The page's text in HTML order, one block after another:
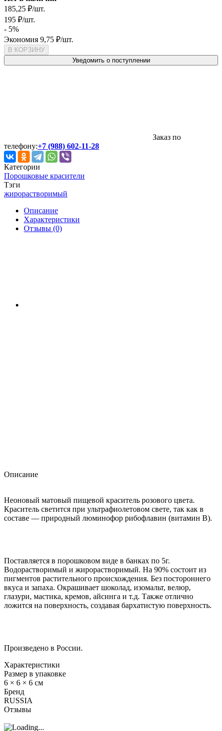
185,25 ₽/шт.
195 ₽/шт.
- 5%
Экономия 9,75 ₽/шт.
В КОРЗИНУ
Уведомить о поступлении
Заказ по
телефону:+7 (988) 602-11-28
Категории
Порошковые красители
Тэги
жирорастворимый
Описание
Характеристики
Отзывы (0)
Описание
Неоновый матовый пищевой краситель розового цвета.
Краситель светится при ультрафиолетовом свете, так как в
составе — природный люминофор рибофлавин (витамин В).
Поставляется в порошковом виде в банках по 5г.
Водорастворимый и жирорастворимый. На 90% состоит из
пигментов растительного происхождения. Без постороннего
вкуса и запаха. Окрашивает шоколад, изомальт, велюр,
глазури, мастика, кремов, айсинга и т.д. Также отлично
ложится на поверхность, создавая бархатистую поверхность.
Произведено в России.
Характеристики
Размер в упаковке
6 × 6 × 6 см
Бренд
RUSSIA
Отзывы